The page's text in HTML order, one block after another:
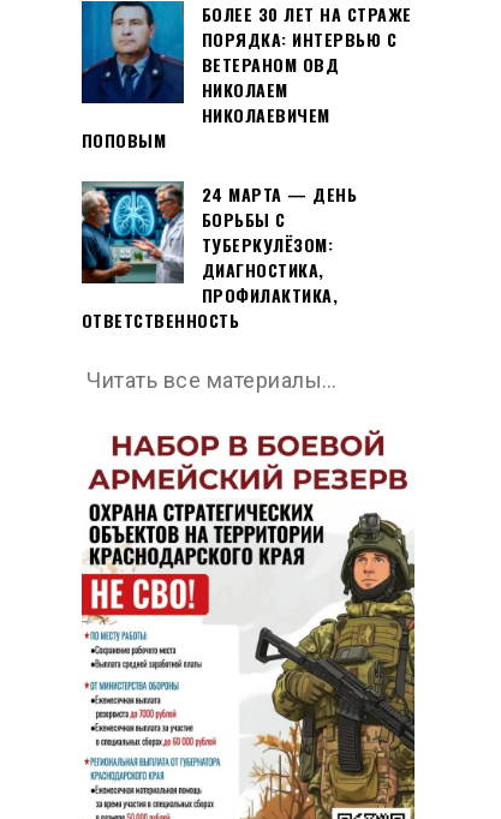
БОЛЕЕ 30 ЛЕТ НА СТРАЖЕ
ПОРЯДКА: ИНТЕРВЬЮ С
ВЕТЕРАНОМ ОВД
НИКОЛАЕМ
НИКОЛАЕВИЧЕМ
ПОПОВЫМ
24 МАРТА — ДЕНЬ
БОРЬБЫ С
ТУБЕРКУЛЁЗОМ:
ДИАГНОСТИКА,
ПРОФИЛАКТИКА,
ОТВЕТСТВЕННОСТЬ
Читать все материалы…